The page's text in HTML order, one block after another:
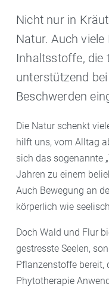
Nicht nur in
Natur. Auch
Inhaltsstoffe, die
unterstützend
Beschwerden
Die Natur schenkt
hilft uns, vom Alltag
sich das sogenannte
Jahren zu einem
Auch Bewegung an
körperlich wie
Doch Wald und Flur
gestresste Seelen,
Pflanzenstoffe bereit,
Phytotherapie